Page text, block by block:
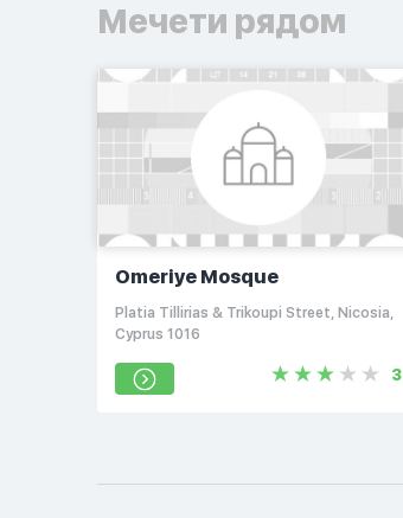
Мечети рядом
Omeriye Mosque
Platia Tillirias & Trikoupi Street, Nicosia,
Cyprus 1016
3